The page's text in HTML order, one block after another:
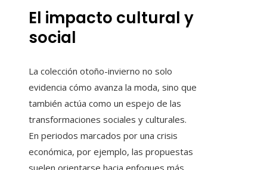
El impacto cultural y
social
La colección otoño-invierno no solo
evidencia cómo avanza la moda, sino que
también actúa como un espejo de las
transformaciones sociales y culturales.
En periodos marcados por una crisis
económica, por ejemplo, las propuestas